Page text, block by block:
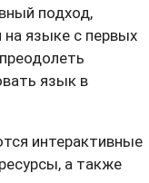
подход,
языке с первых
язык в
интерактивные
а также